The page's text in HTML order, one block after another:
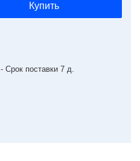
Купить
- Срок поставки 7 д.